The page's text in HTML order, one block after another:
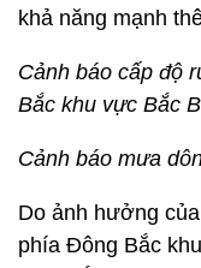
khả năng mạnh
Cảnh báo cấp độ
Bắc khu vực Bắc
Cảnh báo mưa
Do ảnh hưởng
phía Đông Bắc